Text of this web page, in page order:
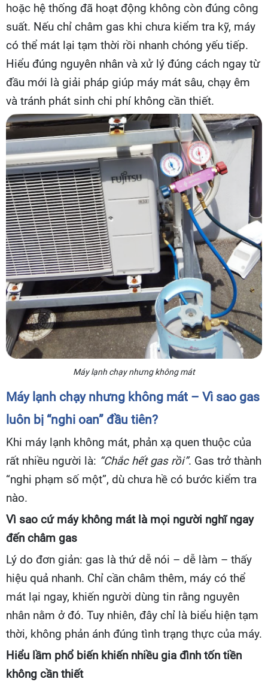
hoặc hệ thống đã hoạt động không còn đúng công
suất. Nếu chỉ châm gas khi chưa kiểm tra kỹ, máy
có thể mát lại tạm thời rồi nhanh chóng yếu tiếp.
Hiểu đúng nguyên nhân và xử lý đúng cách ngay từ
đầu mới là giải pháp giúp máy mát sâu, chạy êm
và tránh phát sinh chi phí không cần thiết.
Máy lạnh chạy nhưng không mát
Máy lạnh chạy nhưng không mát – Vì sao gas
luôn bị “nghi oan” đầu tiên?
Khi máy lạnh không mát, phản xạ quen thuộc của
rất nhiều người là: “Chắc hết gas rồi”. Gas trở thành
“nghi phạm số một”, dù chưa hề có bước kiểm tra
nào.
Vì sao cứ máy không mát là mọi người nghĩ ngay
đến châm gas
Lý do đơn giản: gas là thứ dễ nói – dễ làm – thấy
hiệu quả nhanh. Chỉ cần châm thêm, máy có thể
mát lại ngay, khiến người dùng tin rằng nguyên
nhân nằm ở đó. Tuy nhiên, đây chỉ là biểu hiện tạm
thời, không phản ánh đúng tình trạng thực của máy.
Hiểu lầm phổ biến khiến nhiều gia đình tốn tiền
không cần thiết